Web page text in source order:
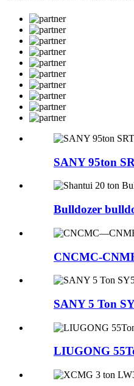
SANY 95ton
Bulldozer
CNCMC-
SANY 5 Ton
LIUGONG